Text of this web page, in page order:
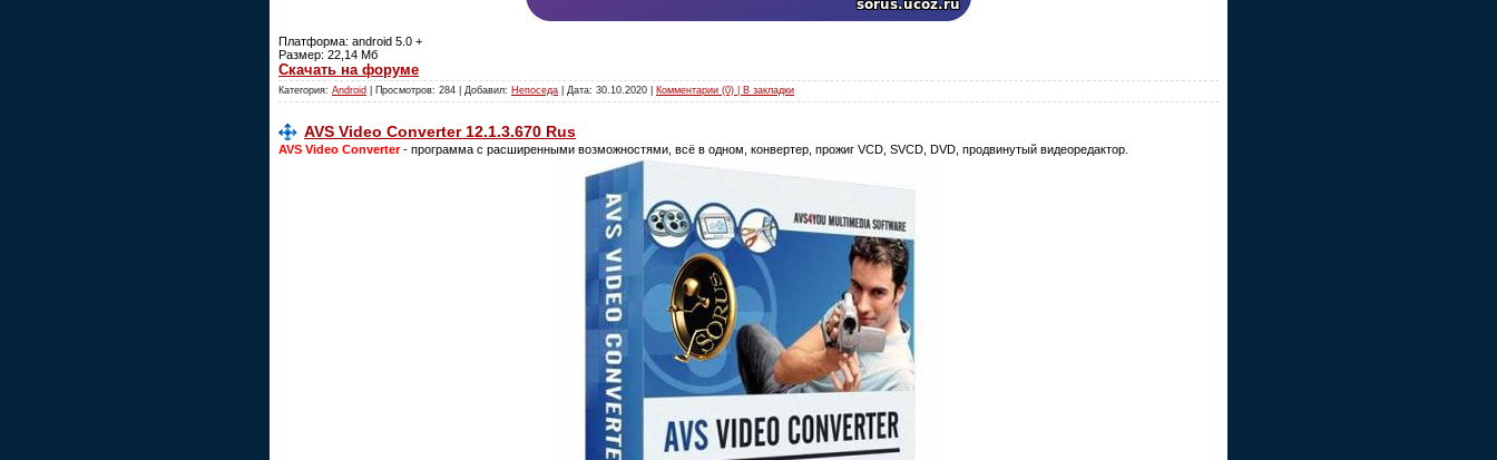
Платформа: android 5.0 +
Размер: 22,14 Мб
Скачать на форуме
Категория: Android | Просмотров: 284 | Добавил: Непоседа | Дата: 30.10.2020 Комментарии (0) | В закладки
AVS Video Converter 12.1.3.670 Rus
AVS Video Converter- программа с расширенными возможностями, всё в одном, конвертер, прожиг VCD, SVCD, DVD, продвинутый видеоредактор.